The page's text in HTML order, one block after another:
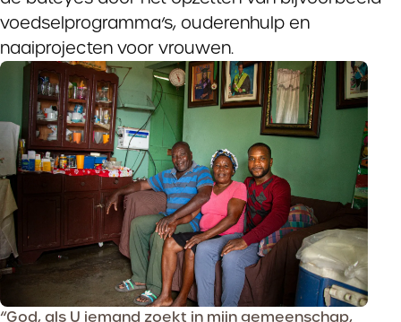
voedselprogramma’s, ouderenhulp en
naaiprojecten voor vrouwen.
“God, als U iemand zoekt in mijn gemeenschap,